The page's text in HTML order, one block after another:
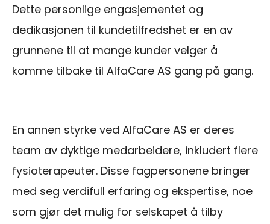
Dette personlige engasjementet og
dedikasjonen til kundetilfredshet er en av
grunnene til at mange kunder velger å
komme tilbake til AlfaCare AS gang på gang.
En annen styrke ved AlfaCare AS er deres
team av dyktige medarbeidere, inkludert flere
fysioterapeuter. Disse fagpersonene bringer
med seg verdifull erfaring og ekspertise, noe
som gjør det mulig for selskapet å tilby